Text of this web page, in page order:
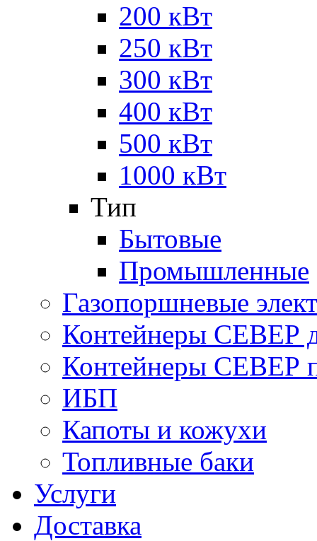
200 кВт
250 кВт
300 кВт
400 кВт
500 кВт
1000 кВт
Тип
Бытовые
Промышленные
Газопоршневые
Контейнеры СЕВЕР
Контейнеры СЕВЕР
ИБП
Капоты и кожухи
Топливные баки
Услуги
Доставка